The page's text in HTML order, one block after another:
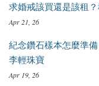
求婚戒該買還是該租
Apr 21, 26
紀念鑽石樣本怎麼準
李輕珠寶
Apr 19, 26